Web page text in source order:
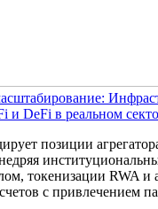
и DeFi в реальном
позиции
токенизации RWA и
с привлечением